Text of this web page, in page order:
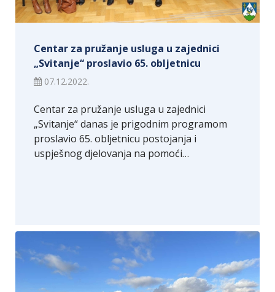
Centar za pružanje usluga u zajednici
„Svitanje“ proslavio 65. obljetnicu
07.12.2022.
Centar za pružanje usluga u zajednici
„Svitanje“ danas je prigodnim programom
proslavio 65. obljetnicu postojanja i
uspješnog djelovanja na pomoći…